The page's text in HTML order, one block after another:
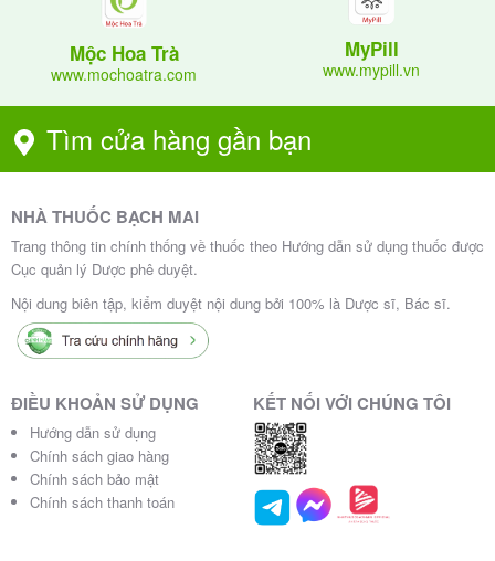
Mộc Hoa Trà
www.mochoatra.com
MyPill
www.mypill.vn
Tìm cửa hàng gần bạn
NHÀ THUỐC BẠCH MAI
Trang thông tin chính thống về thuốc theo Hướng dẫn sử dụng thuốc được
Cục quản lý Dược phê duyệt.
Nội dung biên tập, kiểm duyệt nội dung bởi 100% là Dược sĩ, Bác sĩ.
ĐIỀU KHOẢN SỬ DỤNG
Hướng dẫn sử dụng
Chính sách giao hàng
Chính sách bảo mật
Chính sách thanh toán
KẾT NỐI VỚI CHÚNG TÔI